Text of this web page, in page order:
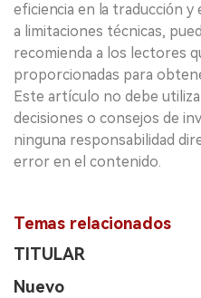
eficiencia en la traducción y
a limitaciones técnicas,
recomienda a los lectores
proporcionadas para
Este artículo no debe
decisiones o consejos de
ninguna responsabilidad
error en el contenido.
Temas relacionados
TITULAR
Nuevo